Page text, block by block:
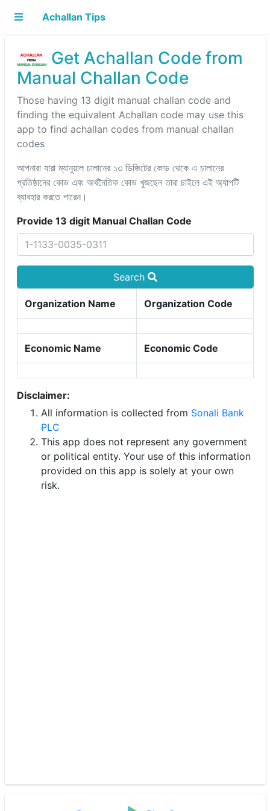
Achallan Tips
Get Achallan Code from
Manual Challan Code
Those having 13 digit manual challan code and
finding the equivalent Achallan code may use this
app to find achallan codes from manual challan
codes
আপনারা যারা ম্যানুয়াল চালানের ১৩ ডিজিটের কোড থেকে এ চালানের
প্রতিষ্ঠানের কোড এবং অর্থনৈতিক কোড খুজছেন তারা চাইলে এই অ্যাপটি
ব্যাবহার করতে পারেন।
Provide 13 digit Manual Challan Code
Search
Organization Name Organization Code
Economic Name Economic Code
Disclaimer:
All information is collected from Sonali Bank
PLC
This app does not represent any government
or political entity. Your use of this information
provided on this app is solely at your own
risk.